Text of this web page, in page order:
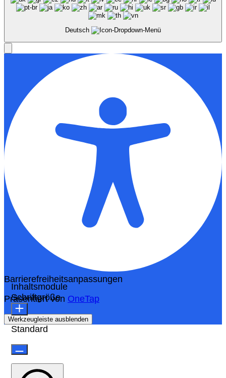
Deutsch
Barrierefreiheitsanpassungen
Präsentiert von OneTap
Werkzeugleiste ausblenden
Inhaltsmodule
Schriftgröße
Standard